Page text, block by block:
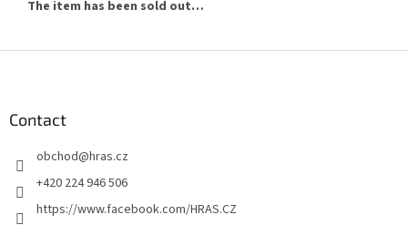
The item has been sold out…
Contact
obchod@hras.cz
+420 224 946 506
https://www.facebook.com/HRAS.CZ